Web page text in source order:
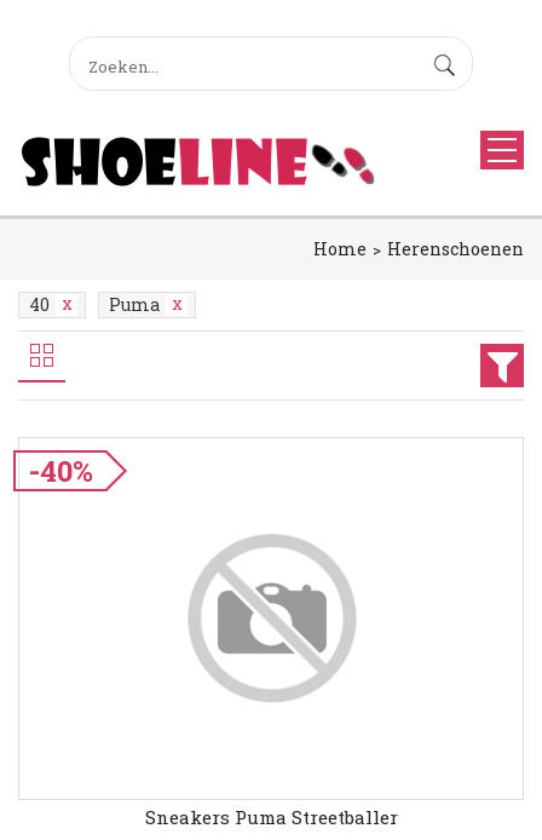
Home Herenschoenen
40 Puma
-40%
Sneakers Puma Streetballer